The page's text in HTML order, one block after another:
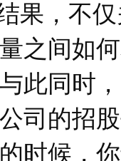
果，不
之间如
此同时
司的招
时候，